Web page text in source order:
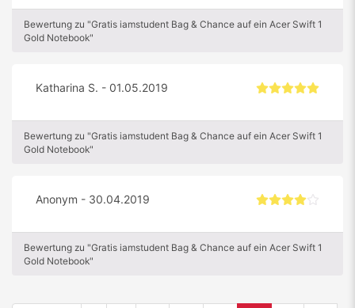
Bewertung zu "Gratis iamstudent Bag & Chance auf ein Acer Swift 1
Gold Notebook"
Katharina S. - 01.05.2019
Bewertung zu "Gratis iamstudent Bag & Chance auf ein Acer Swift 1
Gold Notebook"
Anonym - 30.04.2019
Bewertung zu "Gratis iamstudent Bag & Chance auf ein Acer Swift 1
Gold Notebook"